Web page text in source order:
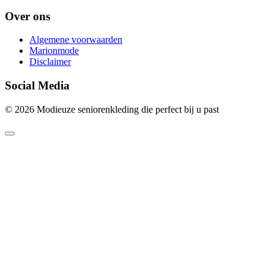
Over ons
Algemene voorwaarden
Marionmode
Disclaimer
Social Media
© 2026 Modieuze seniorenkleding die perfect bij u past